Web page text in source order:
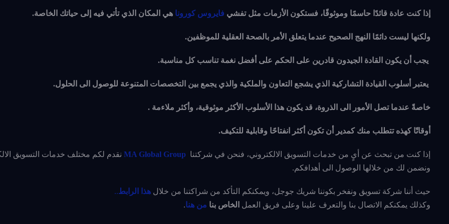
إذا كنت عادة قائدًا حاسمًا وموثوقًا، فستكون الأزمات مثل تفشي فايروس كورونا هي المكان الذي تأتي فيه إلى حياتك الخاصة.
ولكنها ليست دائمًا النهج الصحيح عندما يتعلق الأمر بالصحة العقلية للموظفين.
يجب أن يكون القادة الجيدون قادرين على الحكم على أفضل نغمة تناسب كل مناسبة.
يعتبر أسلوب القيادة التشاركية الذي يشجع التعاون والملكية والذي يجمع بين التخصصات المتنوعة للوصول الى الحلول.
خاصةً عندما تصل الأمور الى الذروة، قد يكون هذا الأسلوب الأكثر موثوقية، وأكثر ملاءمة .
أوقاتًا كهذه تتطلب منك كمدير أن تكون أكثر انفتاحًا وقابلية للتكيف.
إذا كنت من تبحث عن أيٍ من خدمات التسويق الالكتروني، فنحن في شركتنا MA Global Group نقدم لكم مختلف خدمات التسويق
ونضمن لك من خلالها الوصول الى أهدافكم.
حيث أننا شركة تسويق ونفخر بكوننا شريك جوجل، ويمكنكم التأكد من شراكتنا من خلال هذا الرابط..
وكذلك يمكنكم الاتصال بنا والتعرف علينا وعلى فريق العمل الخاص بنا من هنا.